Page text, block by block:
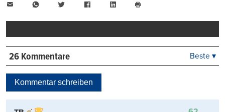
WhatsAppTwitter FacebookLinkedIn
drucken
26 Kommentare
Kontrovers
Beste ▾
Kommentar schreiben